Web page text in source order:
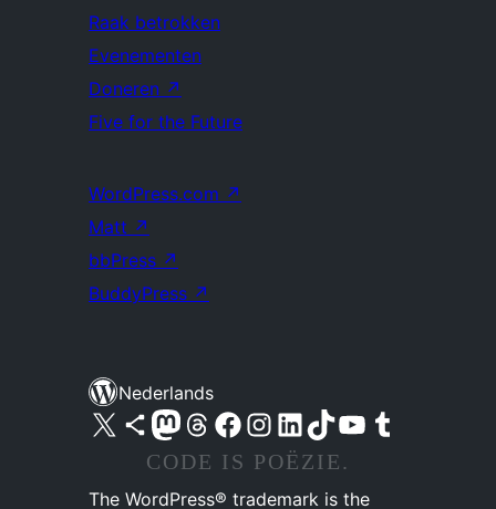
Raak betrokken
Evenementen
Doneren ↗
Five for the Future
WordPress.com ↗
Matt ↗
bbPress ↗
BuddyPress ↗
Nederlands
Bezoek ons X (voorheen Twitter) account
Bezoek ons Bluesky account
Bezoek ons Mastodon account
Bezoek ons Threads account
Onze Facebook pagina bezoeken
Bezoek ons Instagram account
Bezoek ons LinkedIn account
Bezoek ons TikTok account
Bezoek ons YouTube kanaalBezoek ons Tumblr account
CODE IS POËZIE.
The WordPress® trademark is the